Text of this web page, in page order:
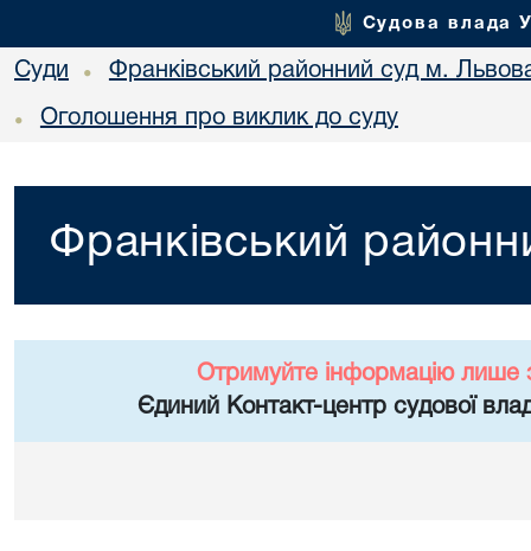
Судова влада
Суди • Франківський районний суд м.
• Оголошення про виклик до суду
Франківський
Отримуйте інформацію лише
Єдиний Контакт-центр судової